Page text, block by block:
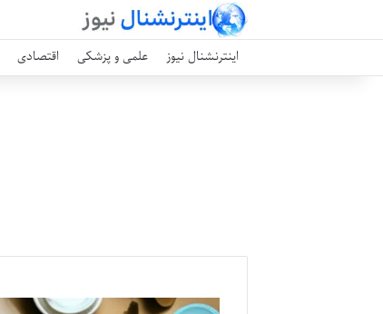
اینترنشنال نیوز علمی و پزشکی اقتصادی